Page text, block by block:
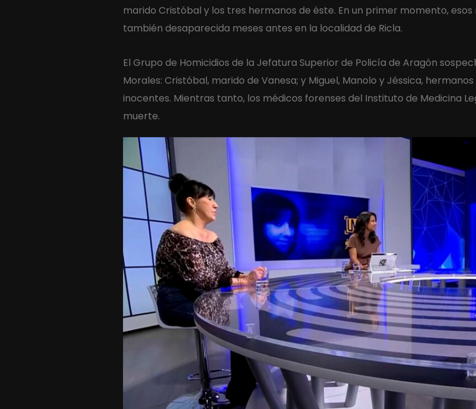
marido Cristóbal y los tres hermanos de éste. En un primer momento,
también desaparecida meses antes en la localidad de Ricla.
El Grupo de Homicidios de la Jefatura Superior de Policía de Aragón
Morales: Cristóbal, marido de Vanesa; y Miguel, Manolo y Jéssica,
inocentes. Mientras tanto, los médicos forenses del Instituto de Medicina
muerte.